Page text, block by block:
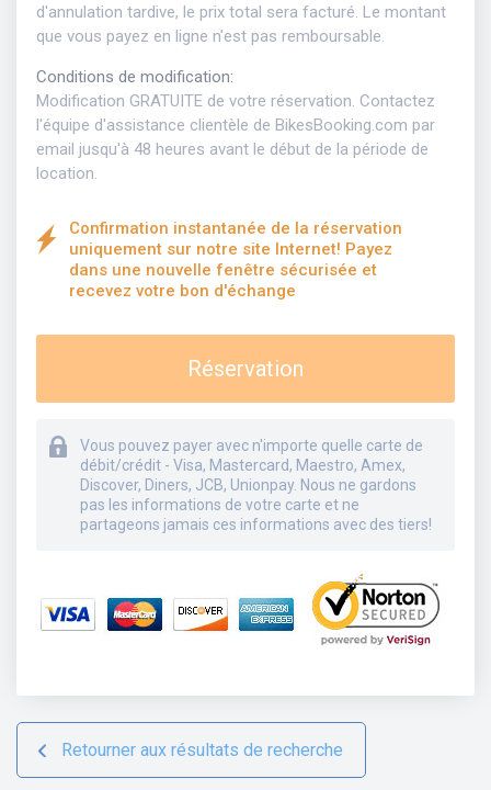
d'annulation tardive, le prix total sera facturé. Le montant
que vous payez en ligne n'est pas remboursable.
Conditions de modification:
Modification GRATUITE de votre réservation. Contactez
l'équipe d'assistance clientèle de BikesBooking.com par
email jusqu'à 48 heures avant le début de la période de
location.
Confirmation instantanée de la réservation
uniquement sur notre site Internet! Payez
dans une nouvelle fenêtre sécurisée et
recevez votre bon d'échange
Réservation
Vous pouvez payer avec n'importe quelle carte de
débit/crédit - Visa, Mastercard, Maestro, Amex,
Discover, Diners, JCB, Unionpay. Nous ne gardons
pas les informations de votre carte et ne
partageons jamais ces informations avec des tiers!
Retourner aux résultats de recherche